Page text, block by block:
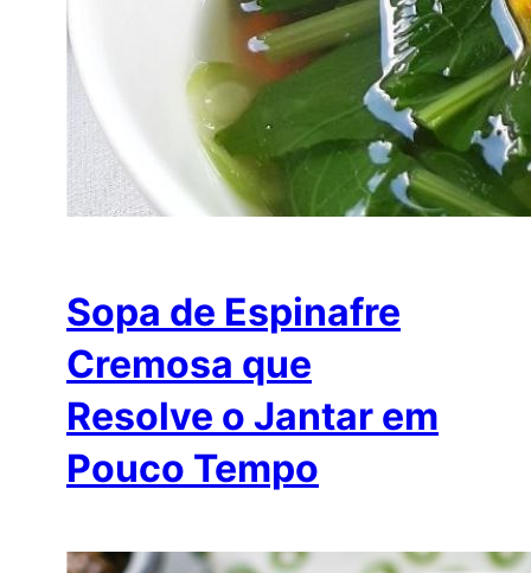
Sopa de Espinafre
Cremosa que
Resolve o Jantar em
Pouco Tempo